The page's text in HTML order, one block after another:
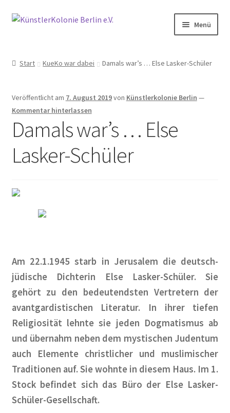
Zur
Zum
Menü
Aktivitäten
Anfahrt
Archiv
2015
2017
2018
2019
2020
2021
2022
Start KueKo war dabei Damals war’s … Else Lasker-Schüler
Veröffentlicht am 7. August 2019von Künstlerkolonie Berlin —
Kommentar hinterlassen
Damals war’s … Else
Lasker-Schüler
Am 22.1.1945 starb in Jerusalem die deutsch-
jüdische Dichterin Else Lasker-Schüler. Sie
gehört zu den bedeutendsten Vertretern der
avantgardistischen Literatur. In ihrer tiefen
Religiosität lehnte sie jeden Dogmatismus ab
und übernahm neben dem mystischen Judentum
auch Elemente christlicher und muslimischer
Traditionen auf. Sie wohnte in diesem Haus. Im 1.
Stock befindet sich das Büro der Else Lasker-
Schüler-Gesellschaft.